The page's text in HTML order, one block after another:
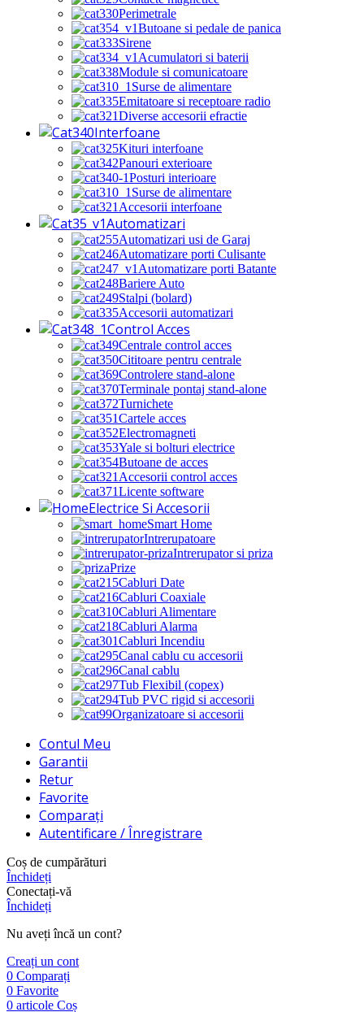
Perimetrale
Butoane si pedale de panica
Sirene
Acumulatori si baterii
Module si comunicatoare
Surse de alimentare
Emitatoare si receptoare radio
Diverse accesorii efractie
Interfoane
Kituri interfoane
Panouri exterioare
Posturi interioare
Surse de alimentare
Accesorii interfoane
Automatizari
Automatizari usi de Garaj
Automatizare porti Culisante
Automatizare porti Batante
Bariere Auto
Stalpi (bolard)
Accesorii automatizari
Control Acces
Centrale control acces
Cititoare pentru centrale
Controlere stand-alone
Terminale pontaj stand-alone
Turnichete
Cartele acces
Electromagneti
Yale si bolturi electrice
Butoane de acces
Accesorii control acces
Licente software
Electrice Si Accesorii
Smart Home
Intrerupatoare
Intrerupator si priza
Prize
Cabluri Date
Cabluri Coaxiale
Cabluri Alimentare
Cabluri Alarma
Cabluri Incendiu
Canal cablu cu accesorii
Canal cablu
Tub Flexibil (copex)
Tub PVC rigid si accesorii
Organizatoare si accesorii
Contul Meu
Garantii
Retur
Favorite
Comparați
Autentificare / Înregistrare
Coș de cumpărături
Închideți
Conectați-vă
Închideți
Nu aveți încă un cont?
Creați un cont
0 Comparați
0 Favorite
0 articole Coș